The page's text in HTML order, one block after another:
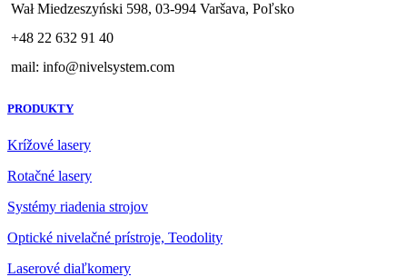
Wał Miedzeszyński 598, 03-994 Varšava, Poľsko
+48 22 632 91 40
mail: info@nivelsystem.com
PRODUKTY
Krížové lasery
Rotačné lasery
Systémy riadenia strojov
Optické nivelačné prístroje, Teodolity
Laserové diaľkomery